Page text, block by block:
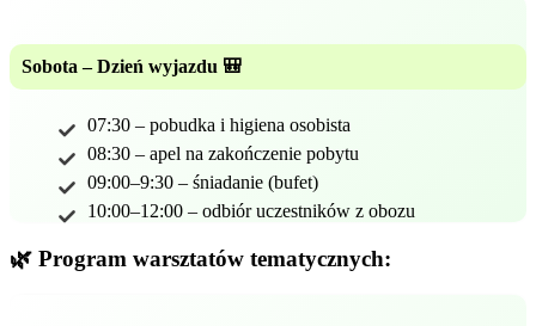
Sobota – Dzień wyjazdu 🎒
07:30 – pobudka i higiena osobista
08:30 – apel na zakończenie pobytu
09:00–9:30 – śniadanie (bufet)
10:00–12:00 – odbiór uczestników z obozu
🌿 Program warsztatów tematycznych: